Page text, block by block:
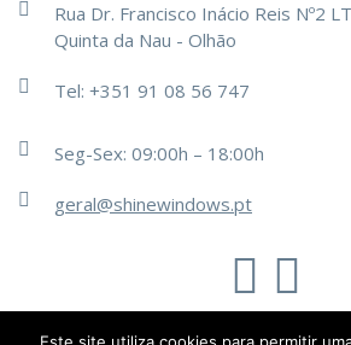
Rua Dr. Francisco Inácio Reis Nº2
Quinta da Nau - Olhão
Tel: +351 91 08 56 747
Seg-Sex: 09:00h – 18:00h
geral@shinewindows.pt
TechsOn